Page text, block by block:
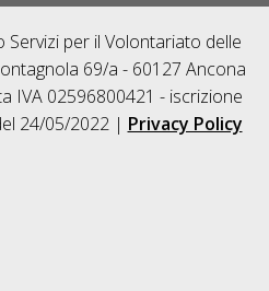
Servizi per il Volontariato delle
69/a - 60127 Ancona
IVA 02596800421 - iscrizione
24/05/2022 | Privacy Policy